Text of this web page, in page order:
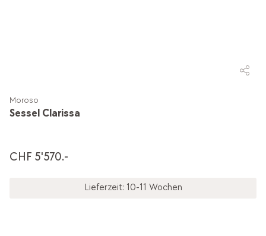
Sessel Clarissa
Moroso
CHF 5'570.-
Lieferzeit: 10-11 Wochen